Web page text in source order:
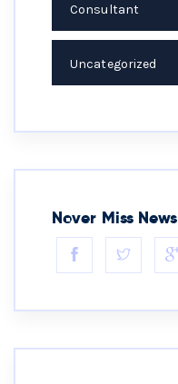
Consultant
Uncategorized
Never Miss News